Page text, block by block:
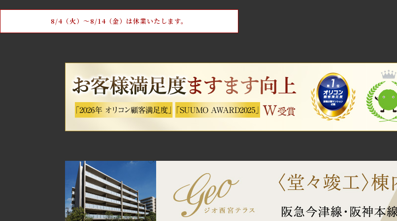
8/4（火）〜8/14（金）は休業いたします。